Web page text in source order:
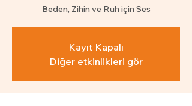
Beden, Zihin ve Ruh için Ses
Kayıt Kapalı
Diğer etkinlikleri gör